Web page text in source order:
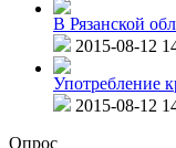
В Рязанской
2015-08-12
Употребление
2015-08-12
Опрос